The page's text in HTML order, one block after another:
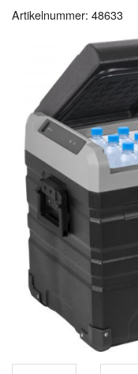
Artikelnummer: 48633